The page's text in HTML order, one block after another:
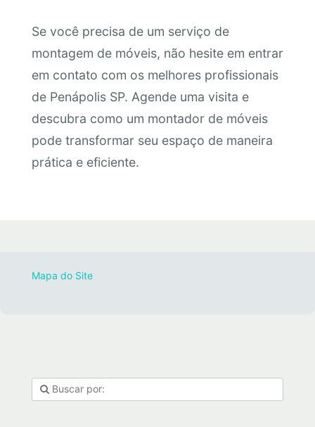
Se você precisa de um serviço de
montagem de móveis, não hesite em entrar
em contato com os melhores profissionais
de Penápolis SP. Agende uma visita e
descubra como um montador de móveis
pode transformar seu espaço de maneira
prática e eficiente.
Mapa do Site